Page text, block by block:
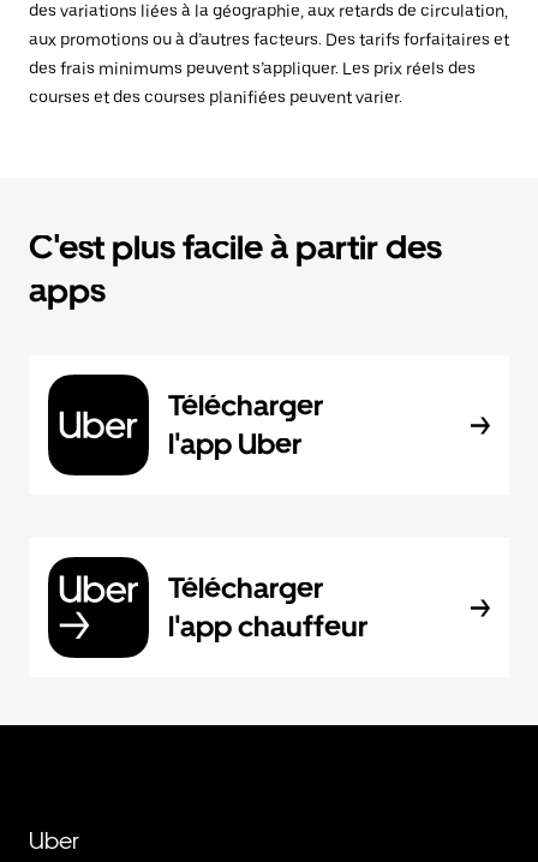
des variations liées à la géographie, aux retards de circulation,
aux promotions ou à d’autres facteurs. Des tarifs forfaitaires et
des frais minimums peuvent s’appliquer. Les prix réels des
courses et des courses planifiées peuvent varier.
C'est plus facile à partir des
apps
Télécharger
l'app Uber
Télécharger
l'app chauffeur
Uber